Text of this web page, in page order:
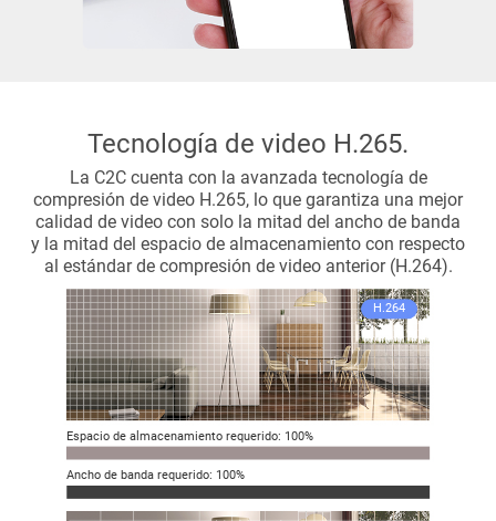
Tecnología de video H.265.
La C2C cuenta con la avanzada tecnología de
compresión de video H.265, lo que garantiza una mejor
calidad de video con solo la mitad del ancho de banda
y la mitad del espacio de almacenamiento con respecto
al estándar de compresión de video anterior (H.264).
Espacio de almacenamiento requerido: 100%
Ancho de banda requerido: 100%
H.264